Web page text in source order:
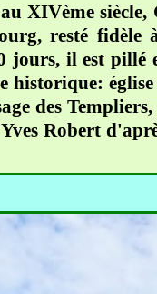
XIVème
resté
jours, il est pillé
historique:
des
Robert